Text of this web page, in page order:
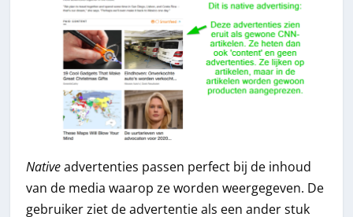
Nativeadvertenties passen perfect bij de inhoud
van de media waarop ze worden weergegeven. De
gebruiker ziet de advertentie als een ander stuk